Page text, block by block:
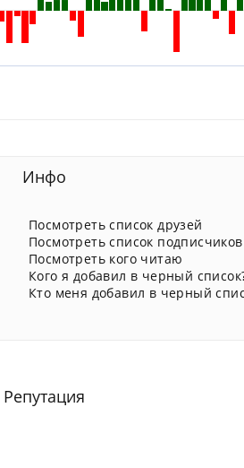
Инфо
Посмотреть список друзей
Посмотреть список подписчиков
Посмотреть кого читаю
Кого я добавил в черный
Кто меня добавил в черный
Репутация